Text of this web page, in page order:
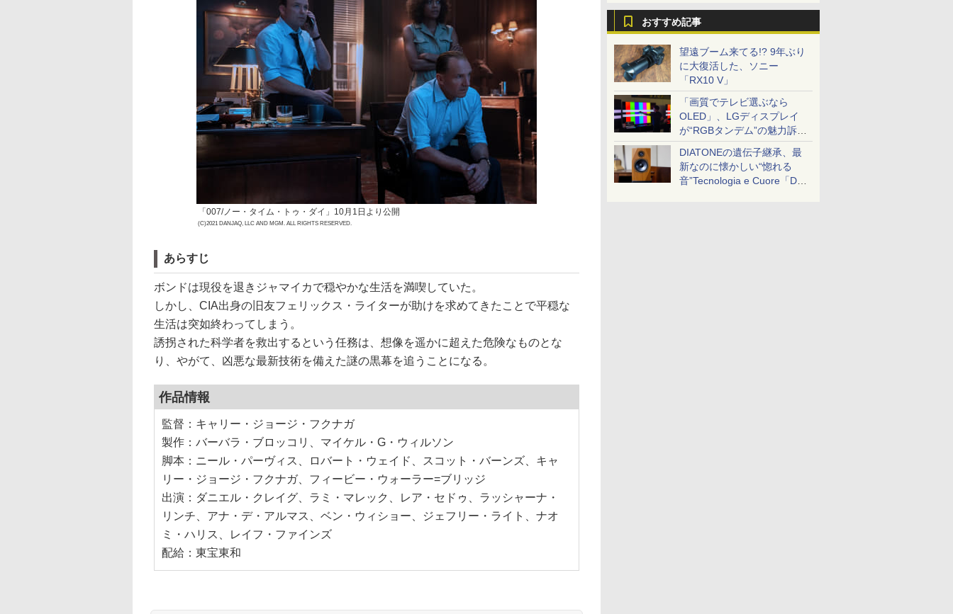
おすすめ記事
望遠ブーム来てる!? 9年ぶり
に大復活した、ソニー
「RX10 V」
「画質でテレビ選ぶなら
OLED」、LGディスプレイ
が“RGBタンデム”の魅力訴
求。液晶とのガチ比較も
DIATONEの遺伝子継承、最
新なのに懐かしい“惚れる
音”Tecnologia e Cuore「DS-
「007/ノー・タイム・トゥ・ダイ」10月1日より公開
(C)2021 DANJAQ, LLC AND MGM. ALL RIGHTS RESERVED.
あらすじ
ボンドは現役を退きジャマイカで穏やかな生活を満喫していた。
しかし、CIA出身の旧友フェリックス・ライターが助けを求めてきたことで平穏な
生活は突如終わってしまう。
誘拐された科学者を救出するという任務は、想像を遥かに超えた危険なものとな
り、やがて、凶悪な最新技術を備えた謎の黒幕を追うことになる。
作品情報
監督：キャリー・ジョージ・フクナガ
製作：バーバラ・ブロッコリ、マイケル・G・ウィルソン
脚本：ニール・パーヴィス、ロバート・ウェイド、スコット・バーンズ、キャ
リー・ジョージ・フクナガ、フィービー・ウォーラー=ブリッジ
出演：ダニエル・クレイグ、ラミ・マレック、レア・セドゥ、ラッシャーナ・
リンチ、アナ・デ・アルマス、ベン・ウィショー、ジェフリー・ライト、ナオ
ミ・ハリス、レイフ・ファインズ
配給：東宝東和